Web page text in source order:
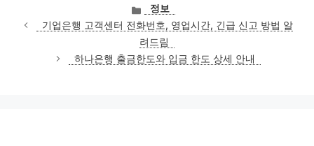
카
테
고
리
정보
기업은행 고객센터 전화번호, 영업시간, 긴급 신고 방법 알
려드림
하나은행 출금한도와 입금 한도 상세 안내